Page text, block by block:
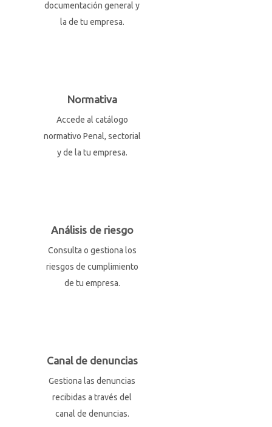
documentación general y
la de tu empresa.
Normativa
Accede al catálogo
normativo Penal, sectorial
y de la tu empresa.
Análisis de riesgo
Consulta o gestiona los
riesgos de cumplimiento
de tu empresa.
Canal de denuncias
Gestiona las denuncias
recibidas a través del
canal de denuncias.